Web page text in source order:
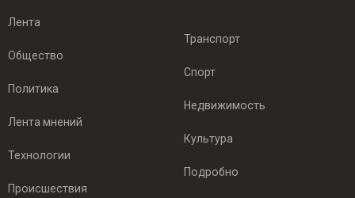
Лента
Общество
Политика
Лента мнений
Технологии
Происшествия
Транспорт
Спорт
Недвижимость
Культура
Подробно